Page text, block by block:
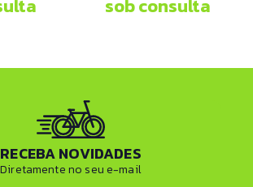
sob consulta
RECEBA NOVIDADES
Diretamente no seu e-mail